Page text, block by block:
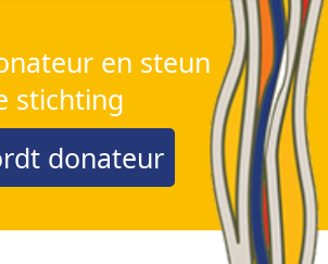
en steun
stichting
donateur